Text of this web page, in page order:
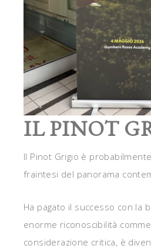
IL PINOT
Il Pinot Grigio è
fraintesi del panorama
Ha pagato il successo con la
enorme riconoscibilità
considerazione critica, è